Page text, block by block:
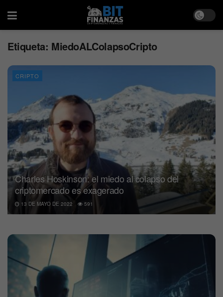
Etiqueta: MiedoALColapsoCripto
CRIPTO
Charles Hoskinson: el miedo al colapso del
criptomercado es exagerado
13 DE MAYO DE 2022 591